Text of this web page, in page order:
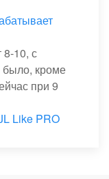
8-10, с
было, кроме
при 9
Like PRO